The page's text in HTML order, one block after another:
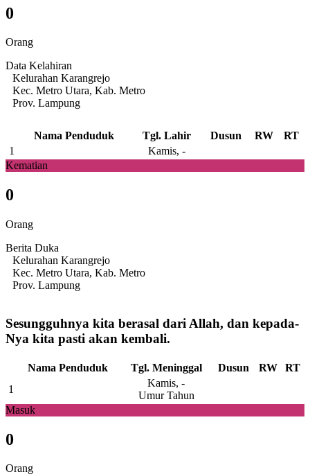
0
Orang
Data Kelahiran
Kelurahan Karangrejo
Kec. Metro Utara, Kab. Metro
Prov. Lampung
Nama Penduduk Tgl. Lahir Dusun RW
RT
1
Kamis, -
Kematian
0
Orang
Berita Duka
Kelurahan Karangrejo
Kec. Metro Utara, Kab. Metro
Prov. Lampung
Sesungguhnya kita berasal dari Allah, dan kepada-
Nya kita pasti akan kembali.
Nama Penduduk Tgl. Meninggal Dusun RW
RT
1
Kamis, -
Umur Tahun
Masuk
0
Orang